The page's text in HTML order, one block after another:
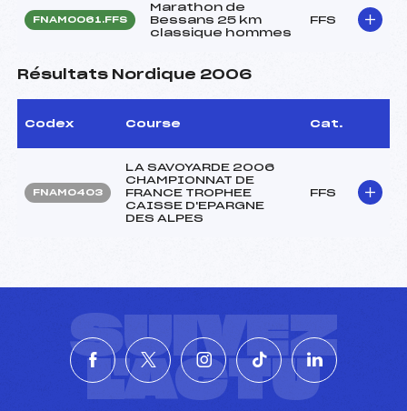
FNAM0061.FFS
Marathon de
Bessans 25 km
classique hommes
FFS
Résultats Nordique 2006
Codex Course Cat.
FNAM0403
LA SAVOYARDE 2006
CHAMPIONNAT DE
FRANCE TROPHEE
CAISSE D'EPARGNE
DES ALPES
FFS
SUIVEZ
L'ACTU